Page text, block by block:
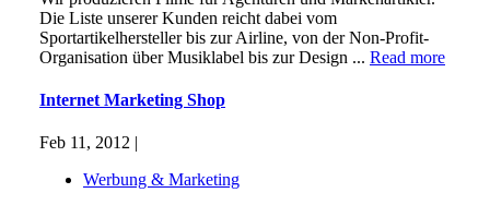
Die Liste unserer Kunden reicht dabei vom
Sportartikelhersteller bis zur Airline, von der Non-Profit-
Organisation über Musiklabel bis zur Design ... Read more
Internet Marketing Shop
Feb 11, 2012 |
Werbung & Marketing